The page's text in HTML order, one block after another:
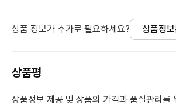
상품 정보가 추가로 필요하세요? 상품정보
상품평
상품정보 제공 및 상품의 가격과 품질관리를